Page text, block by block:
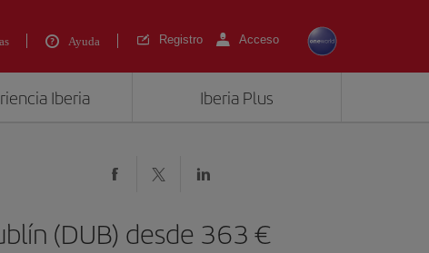
Ayuda Registro Acceso
Iberia Iberia Plus
(DUB) desde 363 €